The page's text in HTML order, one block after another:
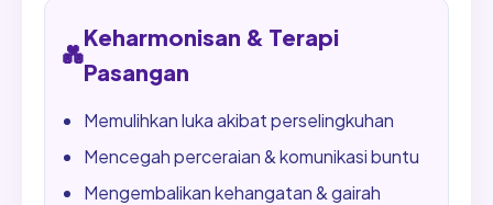
💑
Keharmonisan & Terapi
Pasangan
Memulihkan luka akibat perselingkuhan
Mencegah perceraian & komunikasi buntu
Mengembalikan kehangatan & gairah